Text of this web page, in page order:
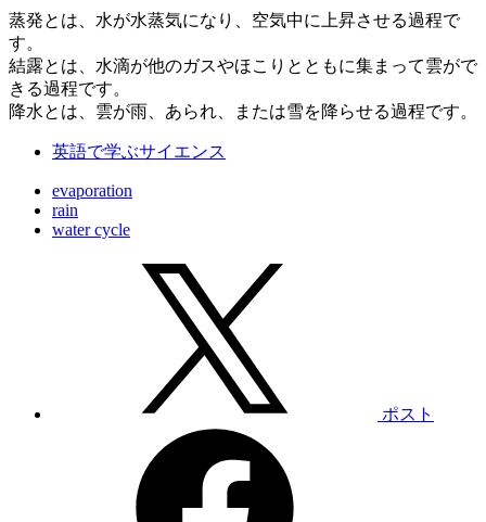
蒸発とは、水が水蒸気になり、空気中に上昇させる過程で
す。
結露とは、水滴が他のガスやほこりとともに集まって雲がで
きる過程です。
降水とは、雲が雨、あられ、または雪を降らせる過程です。
英語で学ぶサイエンス
evaporation
rain
water cycle
ポスト